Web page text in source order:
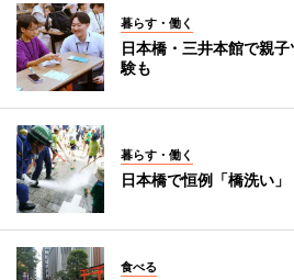
暮らす・働く
日本橋・三井本館で親
験も
暮らす・働く
日本橋で恒例「橋洗い
食べる